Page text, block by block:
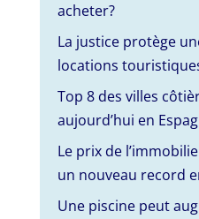
acheter?
La justice protège
locations
Top 8 des villes
aujourd’hui en
Le prix de
un nouveau record
Une piscine peut